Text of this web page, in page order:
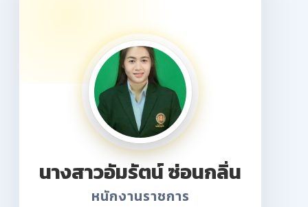
นางสาวอัมรัตน์ ซ่อนกลิ่น
หนักงานราชการ